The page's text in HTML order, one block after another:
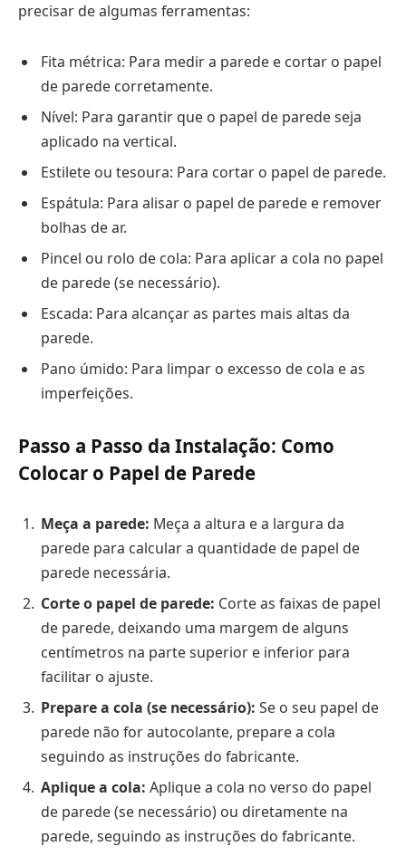
precisar de algumas ferramentas:
Fita métrica: Para medir a parede e cortar o papel
de parede corretamente.
Nível: Para garantir que o papel de parede seja
aplicado na vertical.
Estilete ou tesoura: Para cortar o papel de parede.
Espátula: Para alisar o papel de parede e remover
bolhas de ar.
Pincel ou rolo de cola: Para aplicar a cola no papel
de parede (se necessário).
Escada: Para alcançar as partes mais altas da
parede.
Pano úmido: Para limpar o excesso de cola e as
imperfeições.
Passo a Passo da Instalação: Como
Colocar o Papel de Parede
Meça a parede: Meça a altura e a largura da
parede para calcular a quantidade de papel de
parede necessária.
Corte o papel de parede: Corte as faixas de papel
de parede, deixando uma margem de alguns
centímetros na parte superior e inferior para
facilitar o ajuste.
Prepare a cola (se necessário): Se o seu papel de
parede não for autocolante, prepare a cola
seguindo as instruções do fabricante.
Aplique a cola: Aplique a cola no verso do papel
de parede (se necessário) ou diretamente na
parede, seguindo as instruções do fabricante.